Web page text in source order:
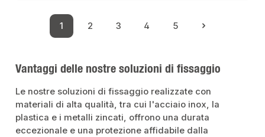
Pagina
1
Pagina
2
Pagina
3
Pagina
4
Pagina
5
Vantaggi delle nostre soluzioni di fissaggio
Le nostre soluzioni di fissaggio realizzate con
materiali di alta qualità, tra cui l'acciaio inox, la
plastica e i metalli zincati, offrono una durata
eccezionale e una protezione affidabile dalla